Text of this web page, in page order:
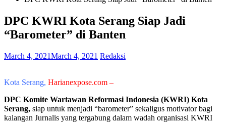
DPC KWRI Kota Serang Siap Jadi
“Barometer” di Banten
March 4, 2021March 4, 2021 Redaksi
Kota Serang, Harianexpose.com –
DPC Komite Wartawan Reformasi Indonesia (KWRI) Kota
Serang, siap untuk menjadi “barometer” sekaligus motivator bagi
kalangan Jurnalis yang tergabung dalam wadah organisasi KWRI